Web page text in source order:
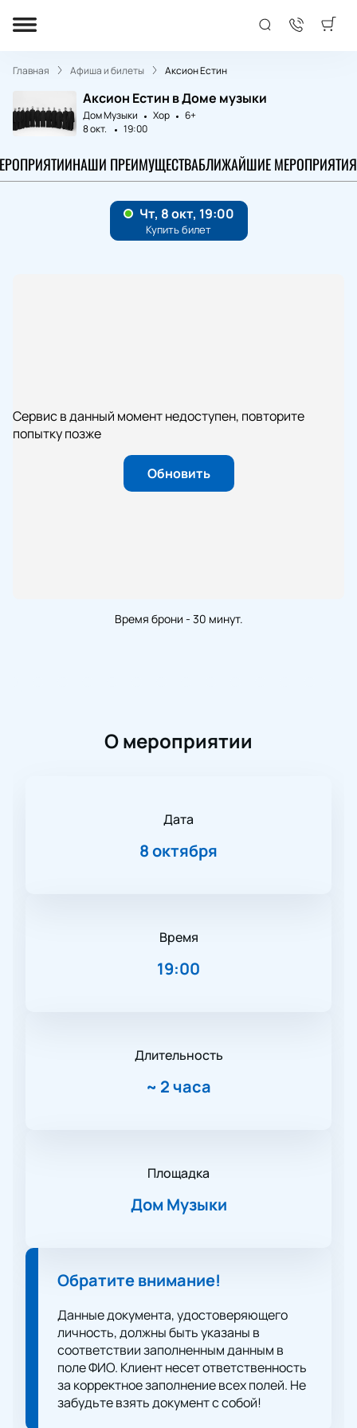
Главная Афиша и билеты Аксион Естин
Аксион Естин в Доме музыки
Дом Музыки Хор
6+
8 окт.
19:00
НАШИ ПРЕИМУЩЕСТВАБЛИЖАЙШИЕ МЕРОПРИЯТИЯ
Сервис в данный момент недоступен, повторите
попытку позже
Обновить
Время брони - 30 минут.
О мероприятии
Дата
8 октября
Время
19:00
Длительность
~ 2 часа
Площадка
Дом Музыки
Обратите внимание!
Данные документа, удостоверяющего
личность, должны быть указаны в
соответствии заполненным данным в
поле ФИО. Клиент несет ответственность
за корректное заполнение всех полей. Не
забудьте взять документ с собой!